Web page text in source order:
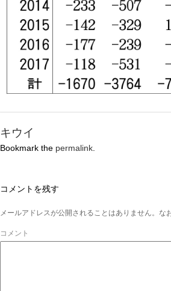
キウイ
Bookmark the permalink.
コメントを残す
メールアドレスが公開されることはありません。な
コメント